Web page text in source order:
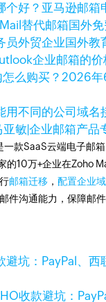
个好？ 亚马逊邮箱
替代邮箱国外
员外贸企业国外教
企业邮箱的价
么购买？2026年
用不同的公司域名
亚敏|企业邮箱产品
款SaaS云端电子邮
的10万+企业在Zoho
邮箱迁移 ，配置企业
件沟通能力，保障邮件
收款避坑：